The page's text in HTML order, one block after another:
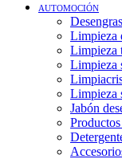
AUTOMOCIÓN
Limpieza
Limpieza
Limpieza
Limpieza
Jabón